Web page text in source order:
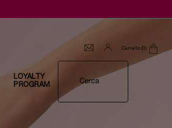
Carrello 0
0 prodotto
LOYALTY
PROGRAM
Cerca